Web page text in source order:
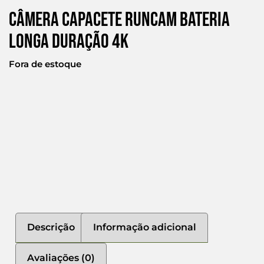
Câmera Capacete Runcam Bateria
Longa Duração 4k
Fora de estoque
Descrição Informação adicional
Avaliações (0)